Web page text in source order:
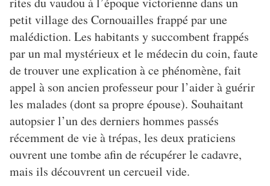
petit village des Cornouailles frappé par une
malédiction. Les habitants y succombent frappés
par un mal mystérieux et le médecin du coin, faute
de trouver une explication à ce phénomène, fait
appel à son ancien professeur pour l’aider à guérir
les malades (dont sa propre épouse). Souhaitant
autopsier l’un des derniers hommes passés
récemment de vie à trépas, les deux praticiens
ouvrent une tombe afin de récupérer le cadavre,
mais ils découvrent un cercueil vide.